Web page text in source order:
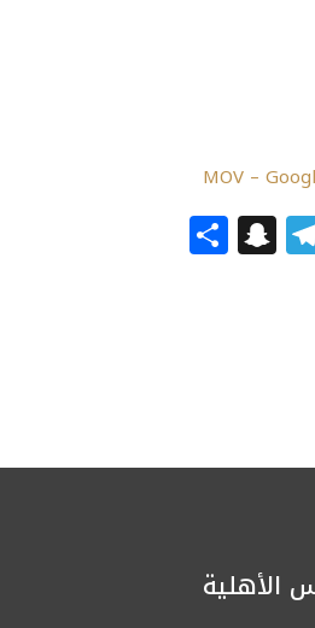
Telegram
Snapchat
الأهلية